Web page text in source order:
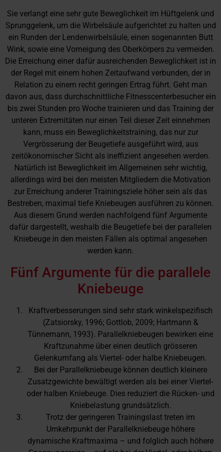
Sie verlangt eine sehr gute Beweglichkeit im Hüftgelenk und
Sprunggelenk, um die Wirbelsäule aufgerichtet zu halten und
ein Runden der Lendenwirbelsäule, einen sogenannten Butt
Wink, sowie eine Vorneigung des Oberkörpers zu vermeiden.
Die Erreichung einer dafür ausreichenden Beweglichkeit ist in
der Regel mit einem hohen Zeitaufwand verbunden, der in
Relation zu einem recht geringen Ertrag führt. Geht man
davon aus, dass durchschnittliche Fitnesscenterbesucher ein
bis zwei Stunden pro Woche trainieren und das Training der
unteren Extremitäten nur einen Teil dieser Zeit einnehmen
kann, muss ein Beweglichkeitstraining, das nur zur
Vergrösserung der Beugetiefe ausgeführt wird, aus
zeitökonomischer Sicht als ineffizient angesehen werden.
Natürlich ist Beweglichkeit im Allgemeinen sehr wichtig,
allerdings wird bei den meisten Mitgliedern die Motivation
zur Erreichung anderer Trainingsziele höher sein als das
Bestreben, maximal tiefe Kniebeugen ausführen zu können.
Aus diesem Grund werden nachfolgend fünf Argumente
dafür dargestellt, weshalb die Beugetiefe bei der parallelen
Kniebeuge in den meisten Fällen als optimal angesehen
werden kann.
Fünf Argumente für die parallele
Kniebeuge
Kraftverbesserungen sind sehr stark winkelspezifisch
(Zatsiorsky, 1996; Gottlob, 2009; Hartmann &
Tünnemann, 1993). Parallelkniebeugen bewirken eine
Kraftzunahme über einen deutlich grösseren
Gelenkumfang als Viertel- oder halbe Kniebeugen.
Bei der Parallelkniebeuge können deutlich kleinere
Zusatzgewichte bewältigt werden als bei einer Viertel-
oder halben Kniebeuge. Dies reduziert die Rücken- und
Kniebelastung grundsätzlich.
Trotz der geringeren Trainingslast treten im
Umkehrpunkt der Parallelkniebeuge höhere
dynamische Kraftmaxima – und folglich auch höhere